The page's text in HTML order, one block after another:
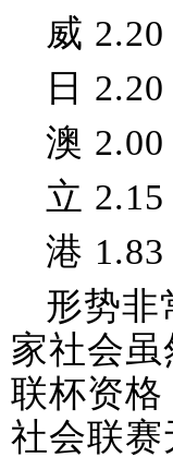
威
日
澳 2.00
立
港 1.83
形势非
家社会
联杯资
社会联赛